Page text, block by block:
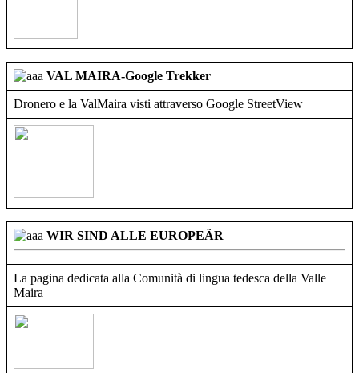
VAL MAIRA-Google Trekker
Dronero e la ValMaira visti attraverso Google StreetView
WIR SIND ALLE EUROPEÄR
La pagina dedicata alla Comunità di lingua tedesca della Valle
Maira